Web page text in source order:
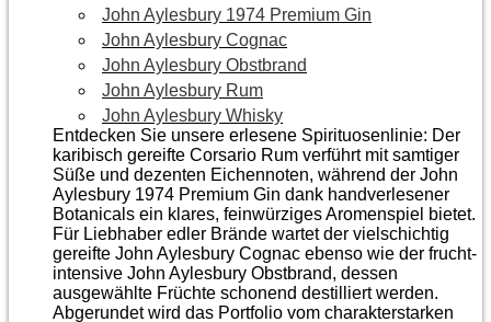
John Aylesbury 1974 Premium Gin
John Aylesbury Cognac
John Aylesbury Obstbrand
John Aylesbury Rum
John Aylesbury Whisky
Entdecken Sie unsere erlesene Spirituosenlinie: Der
karibisch gereifte Corsario Rum verführt mit samtiger
Süße und dezenten Eichen­noten, während der John
Aylesbury 1974 Premium Gin dank handverlesener
Botanicals ein klares, feinwürziges Aromenspiel bietet.
Für Liebhaber edler Brände wartet der vielschichtig
gereifte John Aylesbury Cognac ebenso wie der frucht­
intensive John Aylesbury Obstbrand, dessen
ausgewählte Früchte schonend destilliert werden.
Abgerundet wird das Portfolio vom charakterstarken